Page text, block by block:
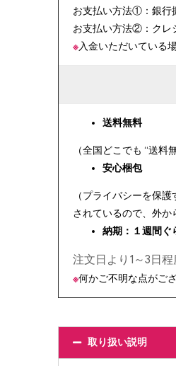
お支払い方法①：銀行
お支払い方法②：クレ
※入金いただいている
送料無料
（全国どこでも “送
安心梱包
（プライバシーを保
されているので、外か
納期：１週間ぐ
注文日より1～3日
※何かご不明な点がご
取り扱い説明